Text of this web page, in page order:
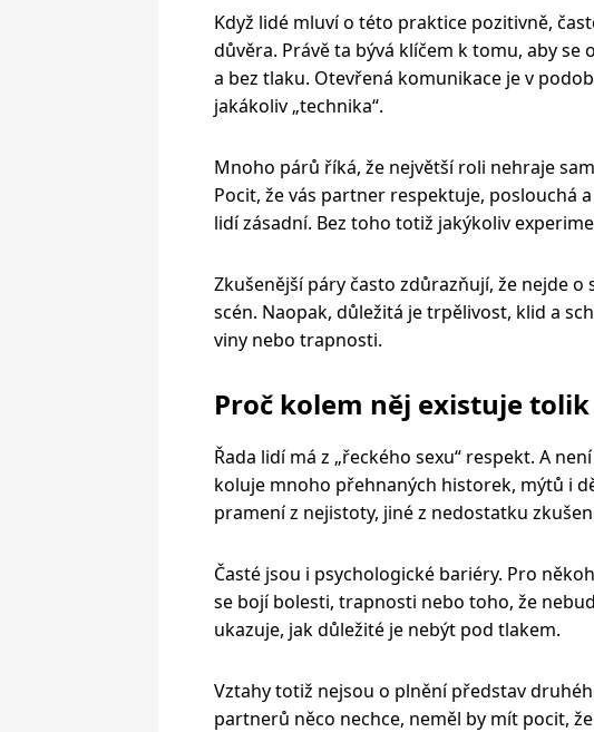
Když lidé mluví o této praktice pozitivně,
důvěra. Právě ta bývá klíčem k tomu, aby
a bez tlaku. Otevřená komunikace je v
jakákoliv „technika“.
Mnoho párů říká, že největší roli nehraje
Pocit, že vás partner respektuje, poslouchá
lidí zásadní. Bez toho totiž jakýkoliv
Zkušenější páry často zdůrazňují, že nejde
scén. Naopak, důležitá je trpělivost, klid a
viny nebo trapnosti.
Proč kolem něj existuje tolik
Řada lidí má z „řeckého sexu“ respekt. A
koluje mnoho přehnaných historek, mýtů i
pramení z nejistoty, jiné z nedostatku
Časté jsou i psychologické bariéry. Pro
se bojí bolesti, trapnosti nebo toho, že
ukazuje, jak důležité je nebýt pod tlakem.
Vztahy totiž nejsou o plnění představ
partnerů něco nechce, neměl by mít pocit,